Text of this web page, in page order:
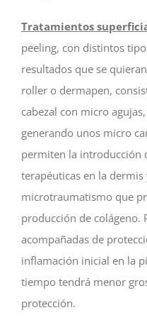
Tratamientos
peeling, con distintos
resultados que se
roller o dermapen,
cabezal con micro
generando unos micro
permiten la introducción
terapéuticas en la dermis
microtraumatismo que
producción de colágeno.
acompañadas de
inflamación inicial en la
tiempo tendrá menor
protección.